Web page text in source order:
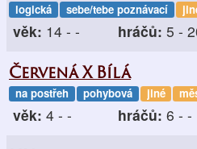
logická sebe/tebe poznávací
věk: 14 - - hráčů: 5 -
Červená X Bílá
na postřeh pohybová jiné
věk: 4 - - hráčů: 6 - -